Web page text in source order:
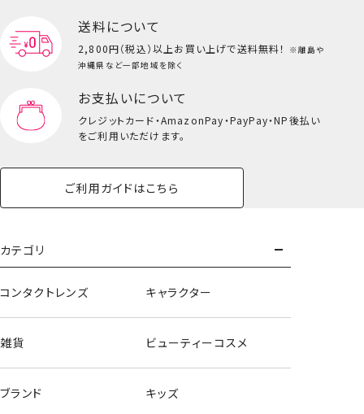
びーだまブラック
送料について
2,800円（税込）以上お買い上げで送料無料！
※離島や
沖縄県など一部地域を除く
お支払いについて
クレジットカード・AmazonPay・PayPay・NP後払い
をご利用いただけます。
ご利用ガイドはこちら
カテゴリ
コンタクトレンズ キャラクター
雑貨 ビューティーコスメ
ブランド キッズ